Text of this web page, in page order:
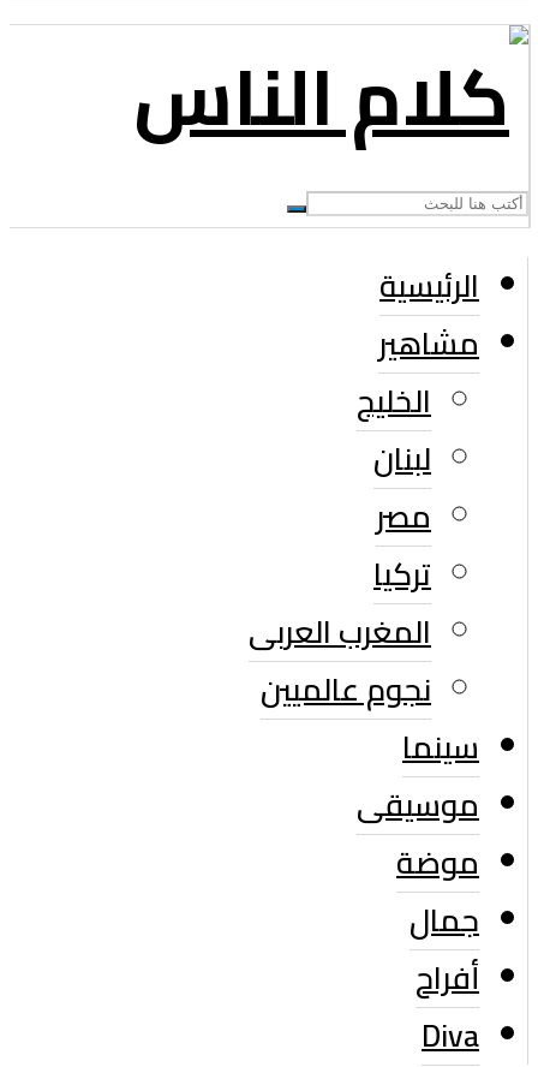
الرئيسية
مشاهير
الخليج
لبنان
مصر
تركيا
المغرب العربى
نجوم عالميين
سينما
موسيقى
موضة
جمال
أفراح
Diva